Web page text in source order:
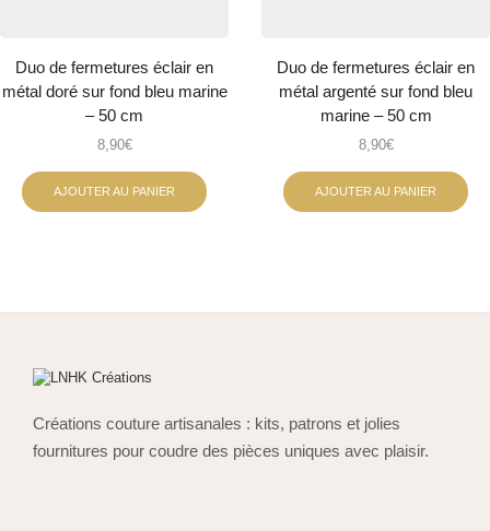
Duo de fermetures éclair en
métal doré sur fond bleu marine
– 50 cm
8,90€
AJOUTER AU PANIER
Duo de fermetures éclair en
métal argenté sur fond bleu
marine – 50 cm
8,90€
AJOUTER AU PANIER
Créations couture artisanales : kits, patrons et jolies
fournitures pour coudre des pièces uniques avec plaisir.